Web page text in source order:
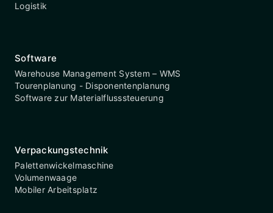
Logistik
Software
Warehouse Management System – WMS
Tourenplanung - Disponentenplanung
Software zur Materialflusssteuerung
Verpackungstechnik
Palettenwickelmaschine
Volumenwaage
Mobiler Arbeitsplatz